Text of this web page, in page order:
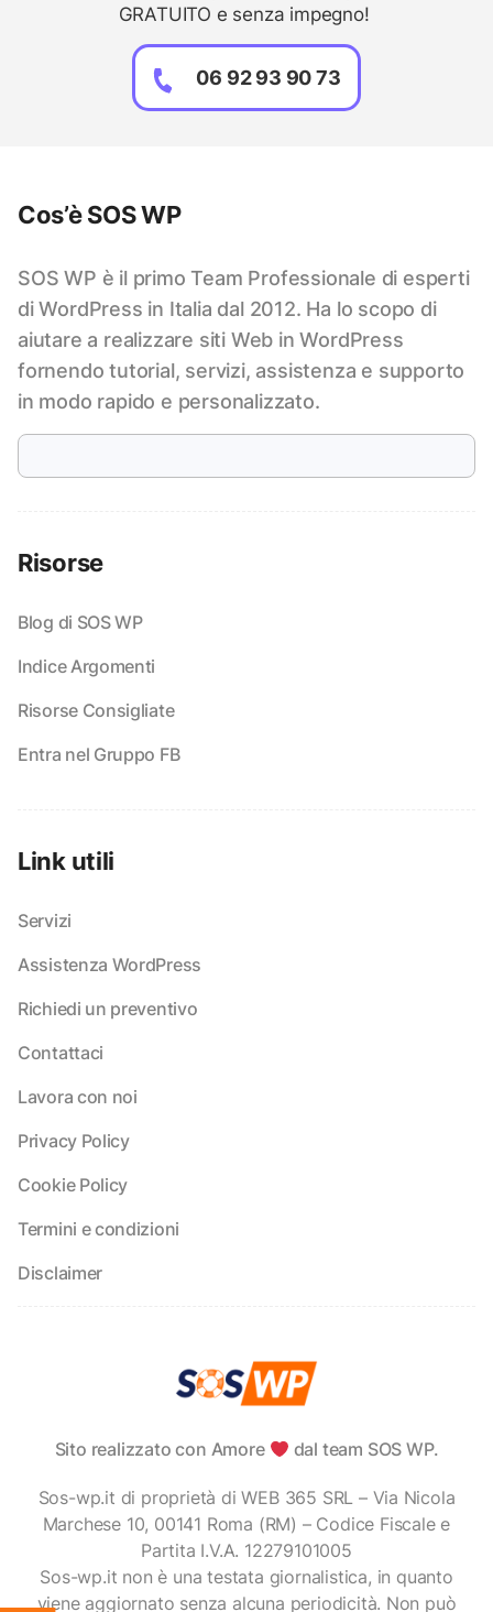
GRATUITO e senza impegno!
06 92 93 90 73
Cos’è SOS WP
SOS WP è il primo Team Professionale di esperti
di WordPress in Italia dal 2012. Ha lo scopo di
aiutare a realizzare siti Web in WordPress
fornendo tutorial, servizi, assistenza e supporto
in modo rapido e personalizzato.
Risorse
Blog di SOS WP
Indice Argomenti
Risorse Consigliate
Entra nel Gruppo FB
Link utili
Servizi
Assistenza WordPress
Richiedi un preventivo
Contattaci
Lavora con noi
Privacy Policy
Cookie Policy
Termini e condizioni
Disclaimer
Sito realizzato con Amore dal team SOS WP.
Sos-wp.it di proprietà di WEB 365 SRL – Via Nicola
Marchese 10, 00141 Roma (RM) – Codice Fiscale e
Partita I.V.A. 12279101005
Sos-wp.it non è una testata giornalistica, in quanto
viene aggiornato senza alcuna periodicità. Non può